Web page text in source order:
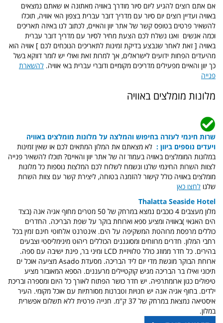
אם אתם רוצים להגיע ליום סיור מודרך באוויה מאתונה או שאתם נמצאים
באוויה ועדיין רוצים יום סיור עם מדריך דובר עברית בצפון האי אוויה, תוכלו
להשאיר פרטים בטופס קשר של אתר יוון והאיים, לכתוב לנו באיזה תאריכים
וכמה אנשים ואנו נשלח לכם הצעת מחיר לסיור עם מדריך דובר עברית
באוויה [ זאת לאחר שנבצע בדיקת זמינות לתאריכים הנוכחים לכם ] אוויה הוא
מהיעדים הפחות ידועים לישראלים, אך למרות זאת ואולי יש לומר דווקא בשל
כך יוון והאיים מפעילים מדריכים מקומיים ודוברי עברית באי אוויה. להשארת
פנייה
מלונות מומלצים באוויה
שרות חינמי לעזרה בחיפוש והמלצה על מלונות מומלצים באוויה
ויעדים נוספים ביוון : לא מצאתם את המלון המתאים לכם או שאין זמינות
במלונות המומלצים באוויה בעמוד זה של אתר יוון והאיים? תוכלו להשאיר פנייה
לצוות השרות החינמי שלנו ונשמח לשלוח לכם המלצות נוספות כל מלונות
מומלצים באוויה כולל קישור להזמנה בטוחה, ליצירת קשר עם צוות השרות
שלנו לחצו כאן
Thalatta Seaside Hotel
מלון מעצבים 4 כוכבים נמצא במרחק של 50 מטרים מחוף אגיה אנה (בצד
הים האגאי )באוויה ומציע ספא וארוחת בוקר על שפת הבריכה. החדרים
כוללים מרפסת מרוהטת המשקיפה על הים. אינטרנט אלחוטי חינם זמין בכל
רחבי המלון. חדרים מרווחים ומסוגננים הכוללים ריהוט מינימליסטי וצבעים
בהירים. כל חדר ממוזג כולל טלוויזיית LCD ומיני בר, פינת ישיבה עם ספה.
ארוחת הבוקר מוגשת מדי יום ליד הבריכה. מסעדת Asado מציעה אוכל ים
תיכוני ואילו בר הבריכה מגיש קוקטיילים מרעננים. הספא המאובזר מציע
טיפולים כגון ארומתרפיה. יש חדר כושר הפתוח לאורך כל היום ומספרה ובריכת
ילדים. בחוף אגיה אנה יש חנויות וטברנות מסורתיות עם אוכל מקומי. העיר
איסטיאה נמצאת במרחק של 37 ק''מ. חנייה פרטית ללא תשלום אפשרית
במלון.